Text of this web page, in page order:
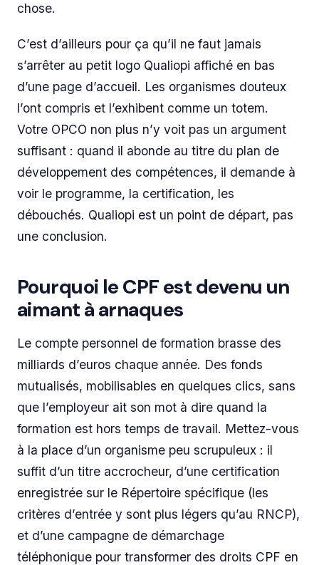
chose.
C’est d’ailleurs pour ça qu’il ne faut jamais
s’arrêter au petit logo Qualiopi affiché en bas
d’une page d’accueil. Les organismes douteux
l’ont compris et l’exhibent comme un totem.
Votre OPCO non plus n’y voit pas un argument
suffisant : quand il abonde au titre du plan de
développement des compétences, il demande à
voir le programme, la certification, les
débouchés. Qualiopi est un point de départ, pas
une conclusion.
Pourquoi le CPF est devenu un
aimant à arnaques
Le compte personnel de formation brasse des
milliards d’euros chaque année. Des fonds
mutualisés, mobilisables en quelques clics, sans
que l’employeur ait son mot à dire quand la
formation est hors temps de travail. Mettez-vous
à la place d’un organisme peu scrupuleux : il
suffit d’un titre accrocheur, d’une certification
enregistrée sur le Répertoire spécifique (les
critères d’entrée y sont plus légers qu’au RNCP),
et d’une campagne de démarchage
téléphonique pour transformer des droits CPF en